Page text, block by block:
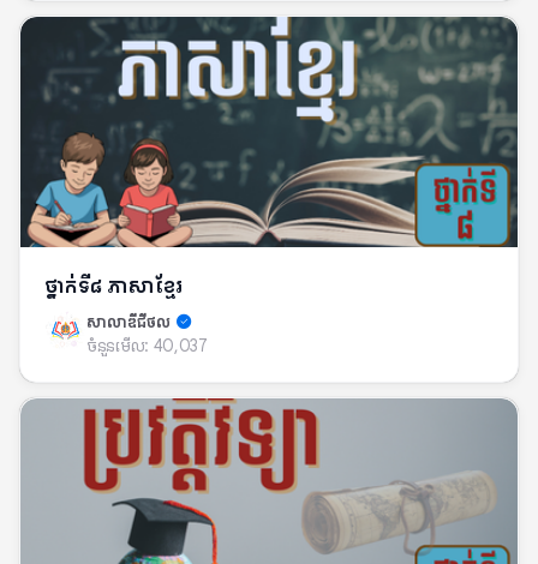
ថ្នាក់ទី៨ ភាសាខ្មែរ
សាលាឌីជីថល
ចំនួនមើល: 40,037